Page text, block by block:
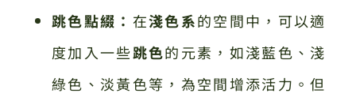
跳色點綴： 在淺色系的空間中，可以適
度加入一些跳色的元素，如淺藍色、淺
綠色、淡黃色等，為空間增添活力。但